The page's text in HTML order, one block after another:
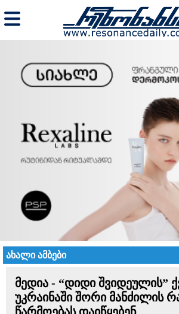
ახალი ამბები
მედია - “დიდი შვიდეულის”
უკრაინაში შორი მანძილის